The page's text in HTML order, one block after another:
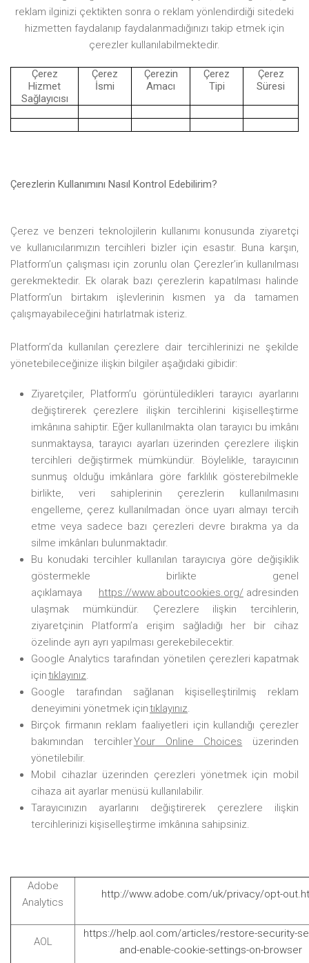
reklam ilginizi çektikten sonra o reklam yönlendirdiği sitedeki
hizmetten faydalanıp faydalanmadığınızı takip etmek için
çerezler kullanılabilmektedir.
Çerez
Hizmet
Sağlayıcısı
Çerez
İsmi
Çerezin
Amacı
Çerez
Tipi
Çerez
Süresi
Çerezlerin Kullanımını Nasıl Kontrol Edebilirim?
Çerez ve benzeri teknolojilerin kullanımı konusunda ziyaretçi
ve kullanıcılarımızın tercihleri bizler için esastır. Buna karşın,
Platform’un çalışması için zorunlu olan Çerezler’in kullanılması
gerekmektedir. Ek olarak bazı çerezlerin kapatılması halinde
Platform’un birtakım işlevlerinin kısmen ya da tamamen
çalışmayabileceğini hatırlatmak isteriz.
Platform’da kullanılan çerezlere dair tercihlerinizi ne şekilde
yönetebileceğinize ilişkin bilgiler aşağıdaki gibidir:
Ziyaretçiler, Platform’u görüntüledikleri tarayıcı ayarlarını
değiştirerek çerezlere ilişkin tercihlerini kişiselleştirme
imkânına sahiptir. Eğer kullanılmakta olan tarayıcı bu imkânı
sunmaktaysa, tarayıcı ayarları üzerinden çerezlere ilişkin
tercihleri değiştirmek mümkündür. Böylelikle, tarayıcının
sunmuş olduğu imkânlara göre farklılık gösterebilmekle
birlikte, veri sahiplerinin çerezlerin kullanılmasını
engelleme, çerez kullanılmadan önce uyarı almayı tercih
etme veya sadece bazı çerezleri devre bırakma ya da
silme imkânları bulunmaktadır.
Bu konudaki tercihler kullanılan tarayıcıya göre değişiklik
göstermekle birlikte genel
açıklamaya https://www.aboutcookies.org/ adresinden
ulaşmak mümkündür. Çerezlere ilişkin tercihlerin,
ziyaretçinin Platform’a erişim sağladığı her bir cihaz
özelinde ayrı ayrı yapılması gerekebilecektir.
GoogleAnalytics tarafından yönetilen çerezleri kapatmak
içintıklayınız.
Google tarafından sağlanan kişiselleştirilmiş reklam
deneyimini yönetmek içintıklayınız.
Birçok firmanın reklam faaliyetleri için kullandığı çerezler
bakımından tercihlerYourOnline Choices üzerinden
yönetilebilir.
Mobil cihazlar üzerinden çerezleri yönetmek için mobil
cihaza ait ayarlar menüsü kullanılabilir.
Tarayıcınızın ayarlarını değiştirerek çerezlere ilişkin
tercihlerinizi kişiselleştirme imkânına sahipsiniz.
Adobe
Analytics
http://www.adobe.com/uk/privacy/opt-
AOL
https://help.aol.com/articles/restore-security-
and-enable-cookie-settings-on-browser